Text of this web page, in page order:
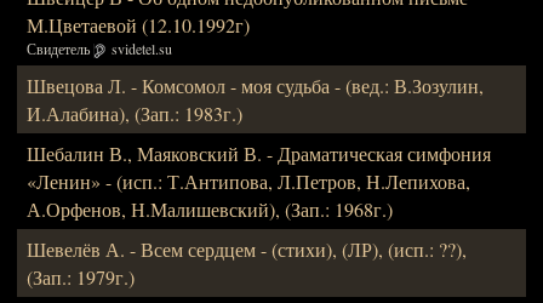
М.Цветаевой (12.10.1992г)
Свидетель svidetel.su
Швецова Л. - Комсомол - моя судьба - (вед.: В.Зозулин,
И.Алабина), (Зап.: 1983г.)
Шебалин В., Маяковский В. - Драматическая симфония
«Ленин» - (исп.: Т.Антипова, Л.Петров, Н.Лепихова,
А.Орфенов, Н.Малишевский), (Зап.: 1968г.)
Шевелёв А. - Всем сердцем - (стихи), (ЛР), (исп.: ??),
(Зап.: 1979г.)